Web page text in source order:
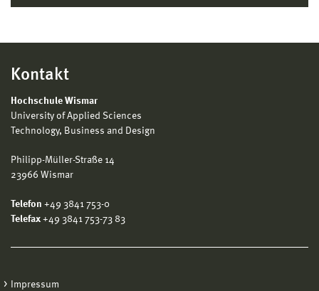
Kontakt
Hochschule Wismar
University of Applied Sciences
Technology, Business and Design
Philipp-Müller-Straße 14
23966 Wismar
Telefon +49 3841 753-0
Telefax +49 3841 753-73 83
Impressum